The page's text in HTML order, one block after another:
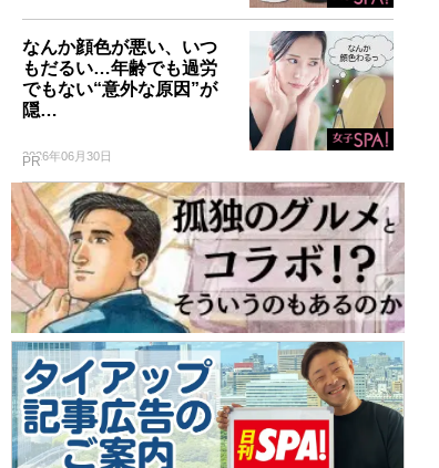
なんか顔色が悪い、いつ
もだるい…年齢でも過労
でもない“意外な原因”が
隠…
2026年06月30日
PR